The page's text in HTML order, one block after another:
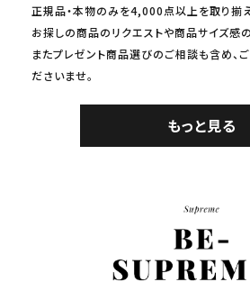
正規品・本物のみを4,000点以上を取り揃え
お探しの商品のリクエストや商品サイズ感
またプレゼント商品選びのご相談も含め、
ださいませ。
もっと見る